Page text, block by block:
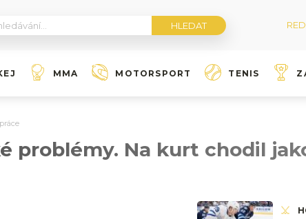
MMA MOTORSPORT TENIS
problémy. Na kurt chodil